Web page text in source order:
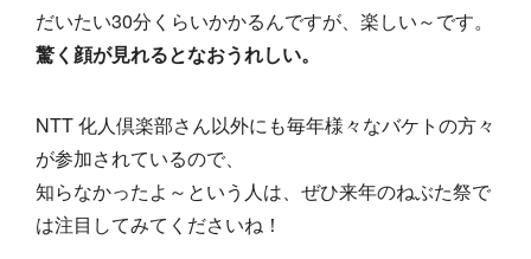
だいたい30分くらいかかるんですが、楽しい～です。
驚く顔が見れるとなおうれしい。
NTT 化人倶楽部さん以外にも毎年様々なバケトの方々
が参加されているので、
知らなかったよ～という人は、ぜひ来年のねぶた祭で
は注目してみてくださいね！